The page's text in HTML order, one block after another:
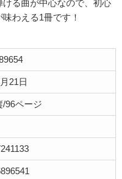
る曲が中心なので、初心
わえる1冊です！
21日
/96ページ